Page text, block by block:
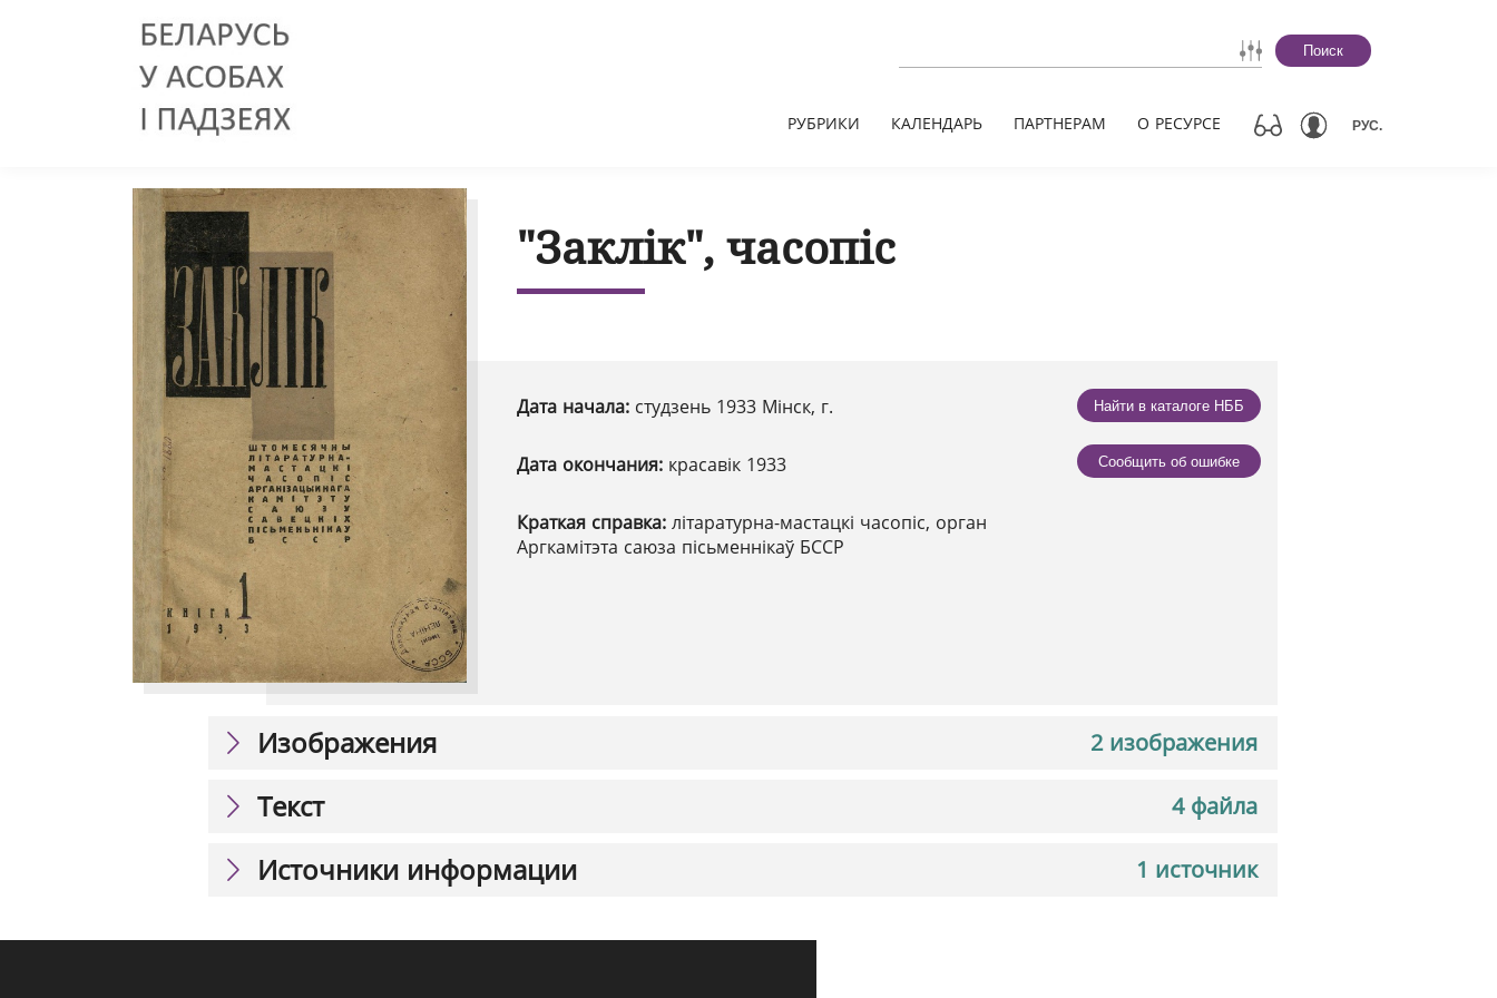
Поиск
РУБРИКИ КАЛЕНДАРЬ ПАРТНЕРАМ О РЕСУРСЕ РУС.
"Заклік", часопіс
Дата начала: студзень 1933 Мінск, г.
Дата окончания: красавік 1933
Краткая справка: літаратурна-мастацкі часопіс, орган
Аргкамітэта саюза пісьменнікаў БССР
Найти в каталоге НББ
Сообщить об ошибке
2 изображения
Изображения
4 файла
Текст
1 источник
Источники информации